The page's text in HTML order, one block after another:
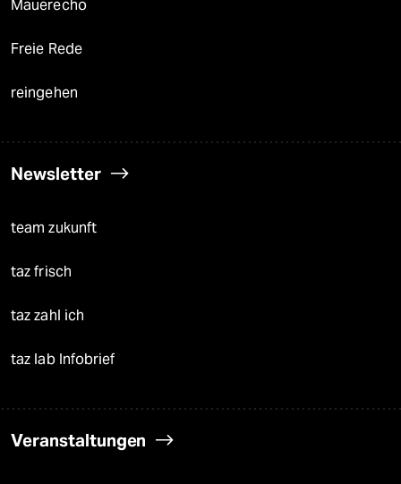
Mauerecho
Freie Rede
reingehen
Newsletter
team zukunft
taz frisch
taz zahl ich
taz lab Infobrief
Veranstaltungen